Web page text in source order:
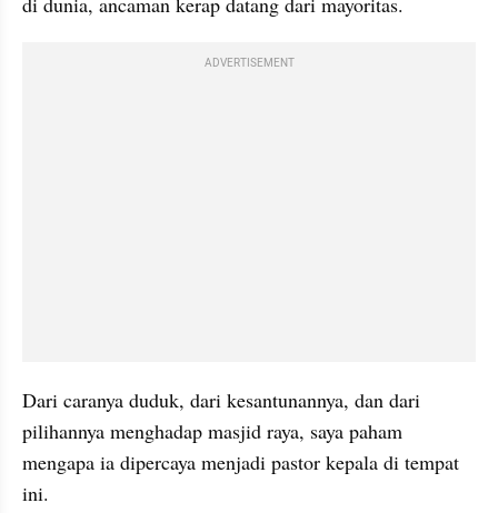
ADVERTISEMENT
Dari caranya duduk, dari kesantunannya, dan dari
pilihannya menghadap masjid raya, saya paham
mengapa ia dipercaya menjadi pastor kepala di tempat
ini.